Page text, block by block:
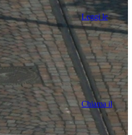
Leggi le
Chiama il